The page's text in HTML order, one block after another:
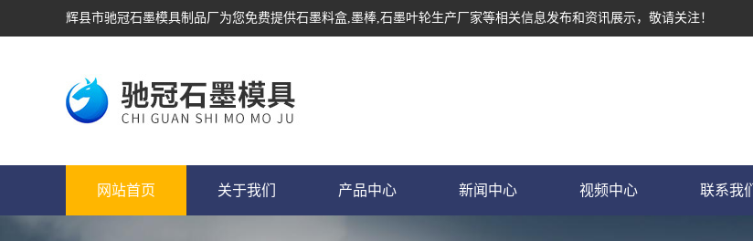
辉县市驰冠石墨模具制品厂为您免费提供石墨料盒,墨棒,石墨叶轮生产厂家等相关信息发布和资讯展示，敬请关注！
网站首页 关于我们 产品中心 新闻中心 视频中心 联系我们